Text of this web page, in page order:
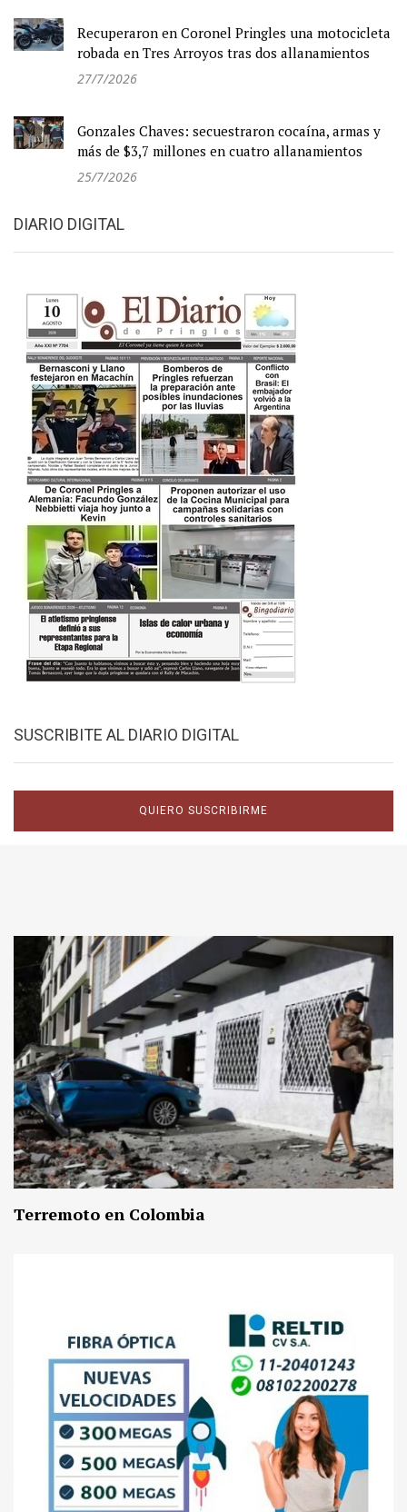
Recuperaron en Coronel Pringles una motocicleta
robada en Tres Arroyos tras dos allanamientos
27/7/2026
Gonzales Chaves: secuestraron cocaína, armas y
más de $3,7 millones en cuatro allanamientos
25/7/2026
DIARIO DIGITAL
SUSCRIBITE AL DIARIO DIGITAL
QUIERO SUSCRIBIRME
Terremoto en Colombia